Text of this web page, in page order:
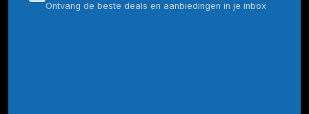
Ontvang de beste deals en aanbiedingen in je inbox